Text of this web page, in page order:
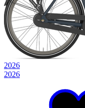
2026
2026